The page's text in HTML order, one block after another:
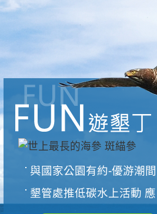
與國家公園有約-優游潮間探險者
墾管處推低碳水上活動 應屆畢業生限額免費參加